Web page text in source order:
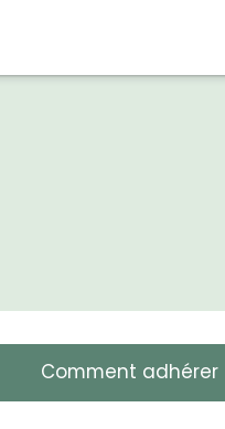
Comment adhérer